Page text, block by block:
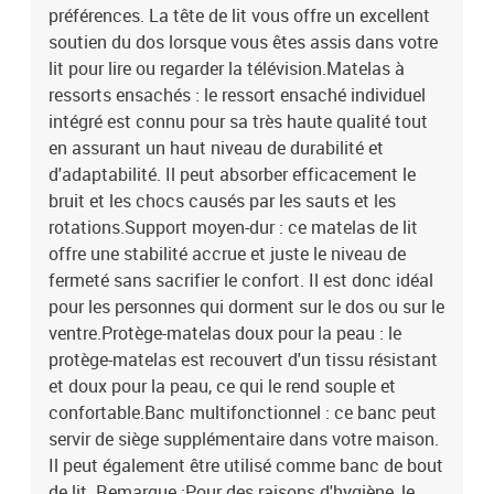
x surmatelas1 x banc
préférences. La tête de lit vous offre un excellent
soutien du dos lorsque vous êtes assis dans votre
lit pour lire ou regarder la télévision.Matelas à
ressorts ensachés : le ressort ensaché individuel
intégré est connu pour sa très haute qualité tout
en assurant un haut niveau de durabilité et
d'adaptabilité. Il peut absorber efficacement le
bruit et les chocs causés par les sauts et les
rotations.Support moyen-dur : ce matelas de lit
offre une stabilité accrue et juste le niveau de
fermeté sans sacrifier le confort. Il est donc idéal
pour les personnes qui dorment sur le dos ou sur le
ventre.Protège-matelas doux pour la peau : le
protège-matelas est recouvert d'un tissu résistant
et doux pour la peau, ce qui le rend souple et
confortable.Banc multifonctionnel : ce banc peut
servir de siège supplémentaire dans votre maison.
Il peut également être utilisé comme banc de bout